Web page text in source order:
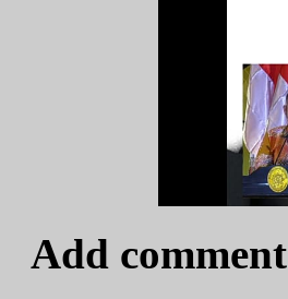
Add comment